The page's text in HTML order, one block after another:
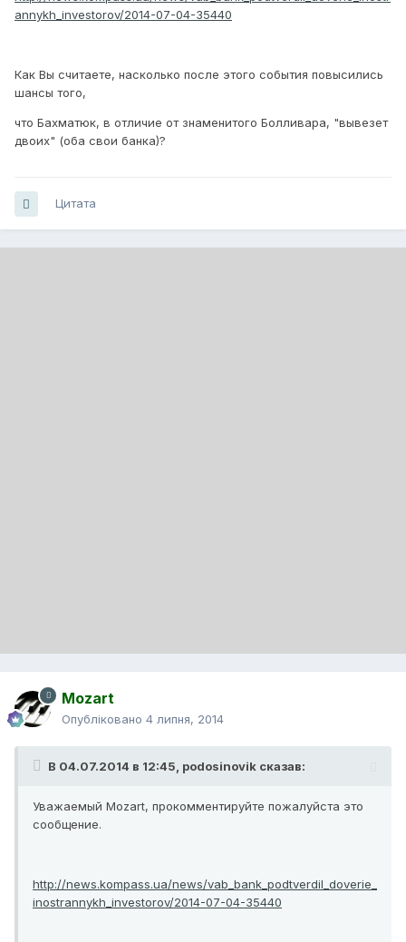
annykh_investorov/2014-07-04-35440
Как Вы считаете, насколько после этого события повысились
шансы того,
что Бахматюк, в отличие от знаменитого Болливара, "вывезет
двоих" (оба свои банка)?
Цитата
Mozart
Опубліковано 4 липня, 2014
В 04.07.2014 в 12:45, podosinovik сказав:
Уважаемый Mozart, прокомментируйте пожалуйста это
сообщение.
http://news.kompass.ua/news/vab_bank_podtverdil_doverie_
inostrannykh_investorov/2014-07-04-35440